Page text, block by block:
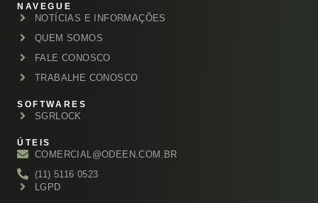
NAVEGUE
NOTÍCIAS E INFORMAÇÕES
QUEM SOMOS
FALE CONOSCO
TRABALHE CONOSCO
SOFTWARES
SGRLOCK
ÚTEIS
COMERCIAL@ODEEN.COM.BR
(11) 5116 0523
LGPD